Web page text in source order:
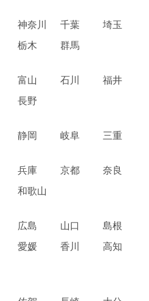
神奈川 千葉
埼玉
栃木 群馬
富山 石川
福井
長野
静岡 岐阜 三重
兵庫 京都
奈良
和歌山
広島 山口
島根
愛媛 香川
高知